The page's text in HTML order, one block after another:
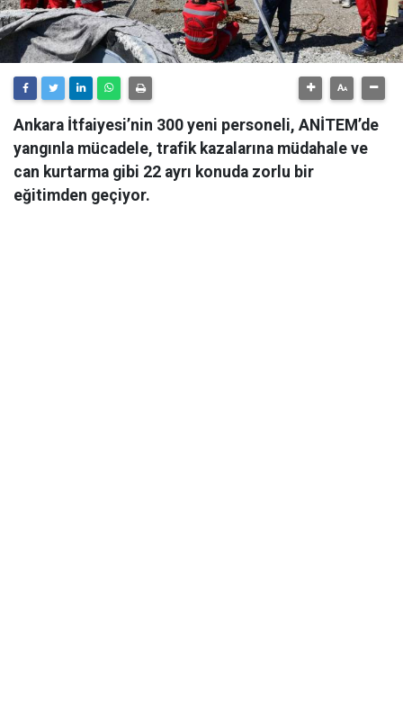
Ankara İtfaiyesi’nin 300 yeni personeli, ANİTEM’de
yangınla mücadele, trafik kazalarına müdahale ve
can kurtarma gibi 22 ayrı konuda zorlu bir
eğitimden geçiyor.